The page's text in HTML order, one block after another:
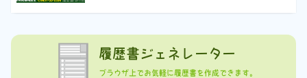
履歴書ジェネレーター
ブラウザ上でお気軽に履歴書を作成できます。